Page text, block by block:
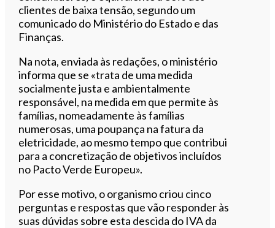
clientes de baixa tensão, segundo um
comunicado do Ministério do Estado e das
Finanças.
Na nota, enviada às redações, o ministério
informa que se «trata de uma medida
socialmente justa e ambientalmente
responsável, na medida em que permite às
famílias, nomeadamente às famílias
numerosas, uma poupança na fatura da
eletricidade, ao mesmo tempo que contribui
para a concretização de objetivos incluídos
no Pacto Verde Europeu».
Por esse motivo, o organismo criou cinco
perguntas e respostas que vão responder às
suas dúvidas sobre esta descida do IVA da